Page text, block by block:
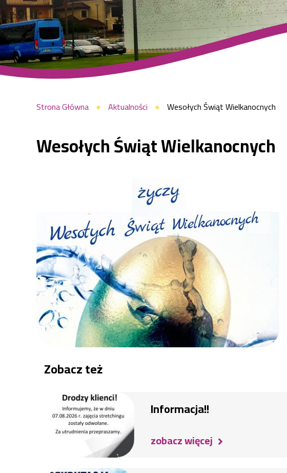
Raszyn
Ścieżka
nawigacyjna
Strona Główna Aktualności Wesołych Świąt Wielkanocnych
Wesołych Świąt Wielkanocnych
Zobacz też
Informacja!!
zobacz więcej